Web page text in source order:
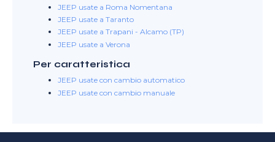
JEEP usate a Roma Nomentana
JEEP usate a Taranto
JEEP usate a Trapani - Alcamo (TP)
JEEP usate a Verona
Per caratteristica
JEEP usate con cambio automatico
JEEP usate con cambio manuale